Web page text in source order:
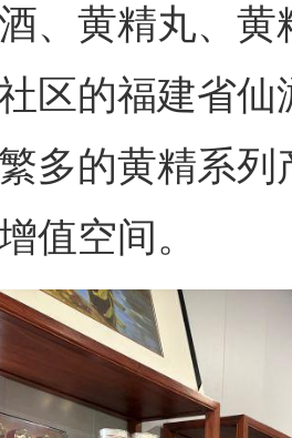
、黄精丸、
区的福建省
多的黄精系
值空间。